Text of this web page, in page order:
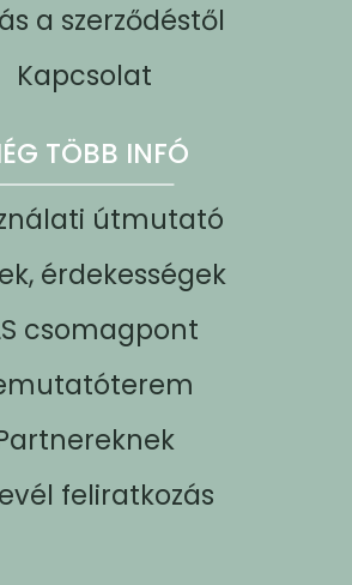
a szerződéstől
Kapcsolat
TÖBB INFÓ
útmutató
érdekességek
csomagpont
feliratkozás